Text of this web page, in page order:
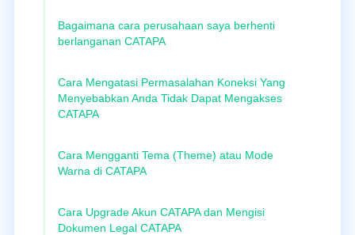
Bagaimana cara perusahaan saya berhenti
berlanganan CATAPA
Cara Mengatasi Permasalahan Koneksi Yang
Menyebabkan Anda Tidak Dapat Mengakses
CATAPA
Cara Mengganti Tema (Theme) atau Mode
Warna di CATAPA
Cara Upgrade Akun CATAPA dan Mengisi
Dokumen Legal CATAPA